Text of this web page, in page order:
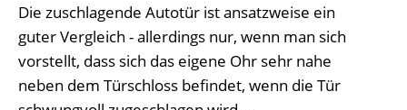
Die zuschlagende Autotür ist ansatzweise ein
guter Vergleich - allerdings nur, wenn man sich
vorstellt, dass sich das eigene Ohr sehr nahe
neben dem Türschloss befindet, wenn die Tür